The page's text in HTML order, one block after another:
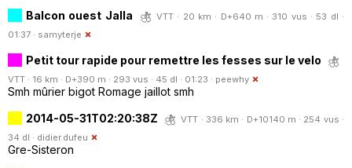
Balcon ouest Jalla
VTT · 20 km · D+640 m · 310 vus · 53 dl ·
01:37 · samyterje
Petit tour rapide pour remettre les fesses sur le velo
VTT · 16 km · D+390 m · 293 vus · 45 dl · 01:23 · peewhy
Smh mûrier bigot Romage jaillot smh
2014-05-31T02:20:38Z
VTT · 336 km · D+10140 m · 254 vus ·
34 dl · didier.dufeu
Gre-Sisteron